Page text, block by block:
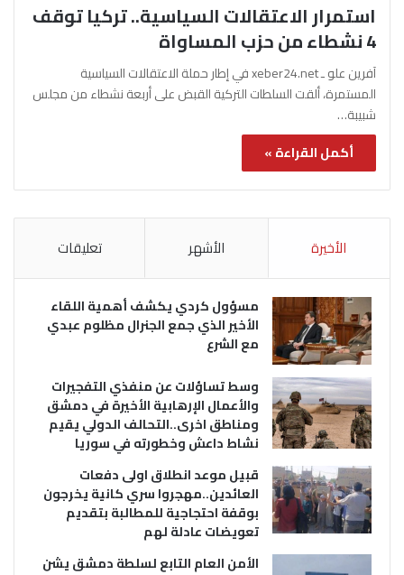
استمرار الاعتقالات السياسية.. تركيا توقف
4 نشطاء من حزب المساواة
آفرين علو ـ xeber24.net في إطار حملة الاعتقالات السياسية
المستمرة، ألقت السلطات التركية القبض على أربعة نشطاء من مجلس
شبيبة…
أكمل القراءة »
الأخيرة الأشهر تعليقات
مسؤول كردي يكشف أهمية اللقاء
الأخير الذي جمع الجنرال مظلوم عبدي
مع الشرع
وسط تساؤلات عن منفذي التفجيرات
والأعمال الإرهابية الأخيرة في دمشق
ومناطق اخرى..التحالف الدولي يقيم
نشاط داعش وخطورته في سوريا
قبيل موعد انطلاق اولى دفعات
العائدين..مهجروا سري كانية يخرجون
بوقفة احتجاجية للمطالبة بتقديم
تعويضات عادلة لهم
الأمن العام التابع لسلطة دمشق يشن